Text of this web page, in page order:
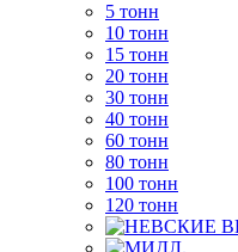
5 тонн
10 тонн
15 тонн
20 тонн
30 тонн
40 тонн
60 тонн
80 тонн
100 тонн
120 тонн